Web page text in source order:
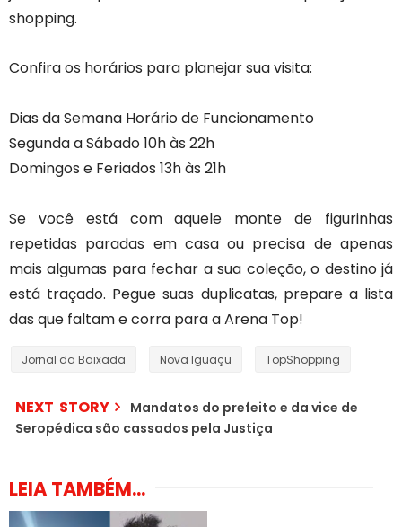
shopping.
Confira os horários para planejar sua visita:
Dias da Semana Horário de Funcionamento
Segunda a Sábado 10h às 22h
Domingos e Feriados 13h às 21h
Se você está com aquele monte de figurinhas
repetidas paradas em casa ou precisa de apenas
mais algumas para fechar a sua coleção, o destino já
está traçado. Pegue suas duplicatas, prepare a lista
das que faltam e corra para a Arena Top!
Jornal da Baixada Nova Iguaçu TopShopping
NEXT STORY
Mandatos do prefeito e da vice de
Seropédica são cassados pela Justiça
LEIA TAMBÉM...